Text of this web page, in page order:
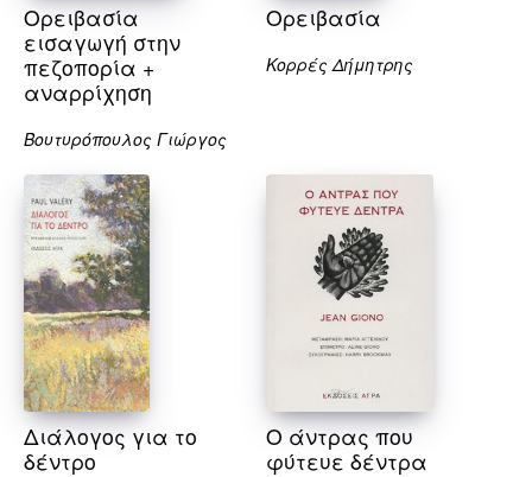
Ορειβασία
εισαγωγή στην
πεζοπορία +
αναρρίχηση
Βουτυρόπουλος Γιώργος
Ορειβασία
Κορρές Δήμητρης
Διάλογος για το
δέντρο
O άντρας που
φύτευε δέντρα